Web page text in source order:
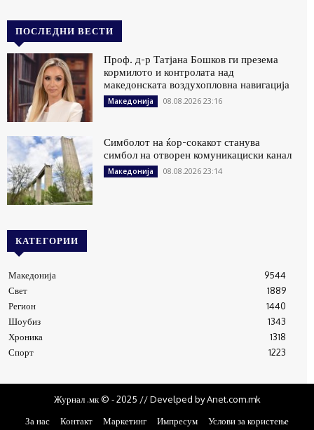
ПОСЛЕДНИ ВЕСТИ
Проф. д-р Татјана Бошков ги презема
кормилото и контролата над
македонската воздухопловна навигација
Македонија 08.08.2026 23:16
Симболот на ќор-сокакот станува
симбол на отворен комуникациски канал
Македонија 08.08.2026 23:14
КАТЕГОРИИ
Македонија
9544
Свет
1889
Регион
1440
Шоубиз
1343
Хроника
1318
Спорт
1223
Журнал .мк © - 2025 // Develped by Anet.com.mk
За нас
Контакт Маркетинг Импресум Услови за користење